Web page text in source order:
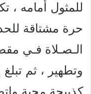
للمثول أمامه ،
حرة مشتاقة
الـصـلاة فـي
وتطهير ، ثم
كذبيحة محبة